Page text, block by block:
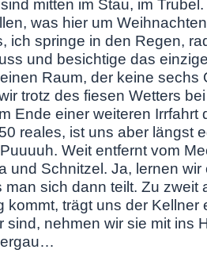
mitten im Stau, im
was hier um
ich springe in den Regen,
und besichtige das
Raum, der keine sechs
trotz des fiesen Wetters
Ende einer weiteren Irrfahrt
reales, ist uns aber längst
Weit entfernt vom
und Schnitzel. Ja, lernen
man sich dann teilt. Zu
kommt, trägt uns der Kellner
sind, nehmen wir sie mit ins